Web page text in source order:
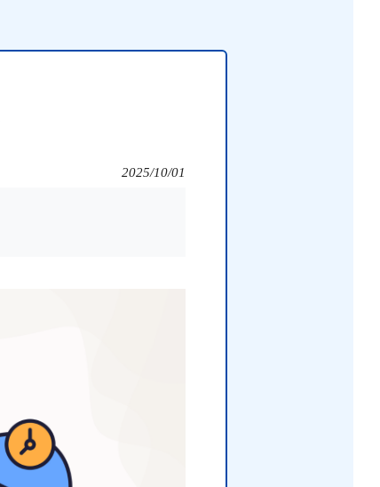
2025/10/01